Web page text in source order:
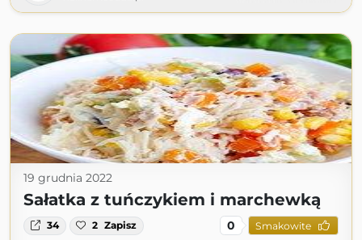
19 grudnia 2022
Sałatka z tuńczykiem i marchewką
34 2 Zapisz 0 Smakowite